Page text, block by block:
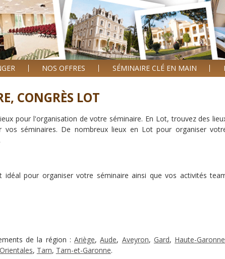
NOS OFFRES SÉMINAIRE CLÉ EN MAIN
CONGRÈS LOT
pour l'organisation de votre séminaire. En Lot, trouvez des
vos séminaires. De nombreux lieux en Lot pour organiser
pour organiser votre séminaire ainsi que vos activités
de la région :Ariège,Aude, Aveyron, Gard, Haute-Garonne
, Tarn, Tarn-et-Garonne.
4
4